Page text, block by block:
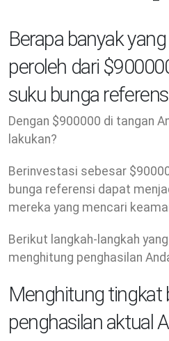
Berapa banyak
peroleh dari
suku bunga
Dengan $900000 di tangan
lakukan?
Berinvestasi sebesar
bunga referensi dapat
mereka yang mencari
Berikut langkah-langkah
menghitung penghasilan
Menghitung tingkat
penghasilan aktual